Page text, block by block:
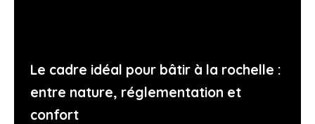
Le cadre idéal pour bâtir à la rochelle :
entre nature, réglementation et
confort